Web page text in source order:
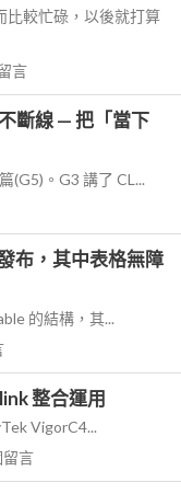
比較忙碌，以後就打算
言
斷線 — 把「當下
(G5)。G3 講了 CL...
布，其中表格無障
的結構，其...
整合運用
VigorC4...
留言